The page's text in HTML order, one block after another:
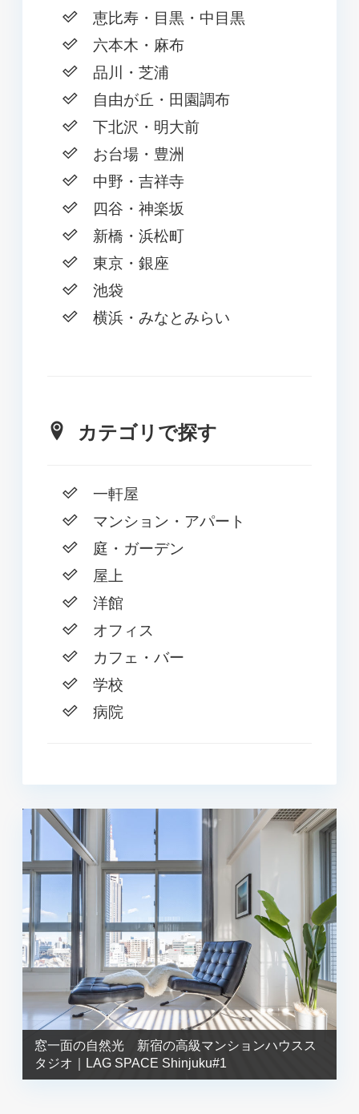
恵比寿・目黒・中目黒
六本木・麻布
品川・芝浦
自由が丘・田園調布
下北沢・明大前
お台場・豊洲
中野・吉祥寺
四谷・神楽坂
新橋・浜松町
東京・銀座
池袋
横浜・みなとみらい
カテゴリで探す
一軒屋
マンション・アパート
庭・ガーデン
屋上
洋館
オフィス
カフェ・バー
学校
病院
窓一面の自然光 新宿の高級マンションハウスス
タジオ｜LAG SPACE Shinjuku#1